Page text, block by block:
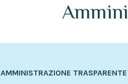
AMMINISTRAZIONE TRASPARENTE